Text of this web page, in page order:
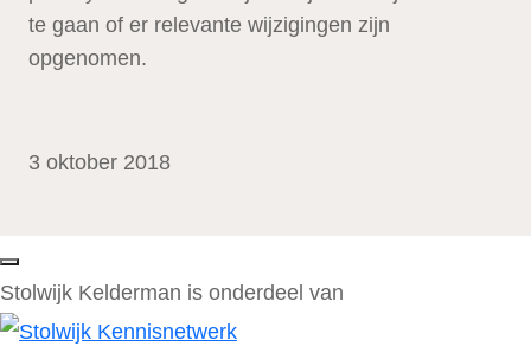
te gaan of er relevante wijzigingen zijn
opgenomen.
3 oktober 2018
Stolwijk Kelderman is onderdeel van